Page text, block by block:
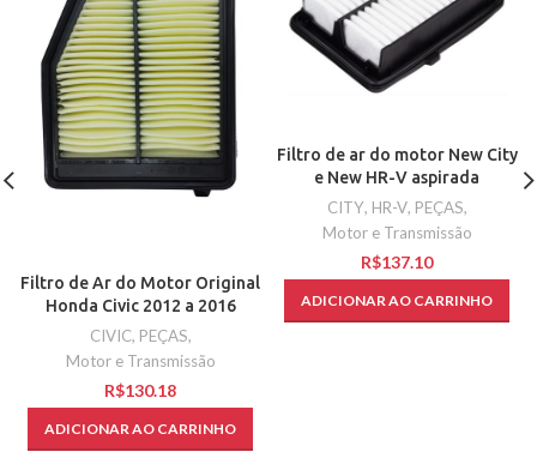
Filtro de Ar do Motor Original
Honda Civic 2012 a 2016
CIVIC, PEÇAS,
Motor e Transmissão
R$
ADICIONAR AO CARRINHO
Filtro de ar do motor New City
e New HR-V aspirada
CITY, HR-V, PEÇAS,
Motor e Transmissão
R$
ADICIONAR AO CARRINHO